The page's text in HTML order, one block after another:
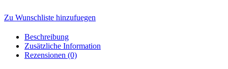
Zu Wunschliste hinzufuegen
Beschreibung
Zusätzliche Information
Rezensionen (0)